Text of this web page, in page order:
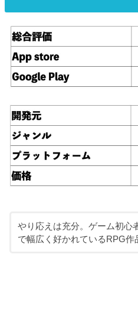
やり応えは充分。ゲーム初心
で幅広く好かれているRPG作